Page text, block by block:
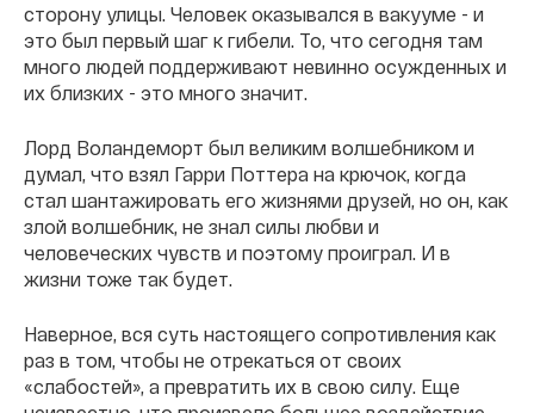
сторону улицы. Человек оказывался в вакууме - и
это был первый шаг к гибели. То, что сегодня там
много людей поддерживают невинно осужденных и
их близких - это много значит.
Лорд Воландеморт был великим волшебником и
думал, что взял Гарри Поттера на крючок, когда
стал шантажировать его жизнями друзей, но он, как
злой волшебник, не знал силы любви и
человеческих чувств и поэтому проиграл. И в
жизни тоже так будет.
Наверное, вся суть настоящего сопротивления как
раз в том, чтобы не отрекаться от своих
«слабостей», а превратить их в свою силу. Еще